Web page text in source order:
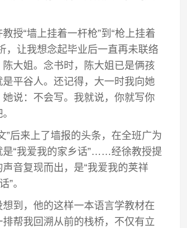
授“墙上挂着一杆枪”到“枪上挂着
，让我想念起毕业后一直再未联络
陈大姐。念书时，陈大姐已是俩孩
是平谷人。还记得，大一时我向她
说：不会写。我就说，你就写你
”后来上了墙报的头条，在全班广为
是“我爱我的家乡话”……经徐教授提
音复现而出，是“我爱我的荚祥
”。
到，他的这样一本语言学教材在
帮我回溯从前的栈桥，不仅有立